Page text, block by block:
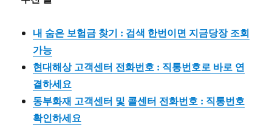
내 숨은 보험금 찾기 : 검색 한번이면 지금당장 조회
가능
현대해상 고객센터 전화번호 : 직통번호로 바로 연
결하세요
동부화재 고객센터 및 콜센터 전화번호 : 직통번호
확인하세요